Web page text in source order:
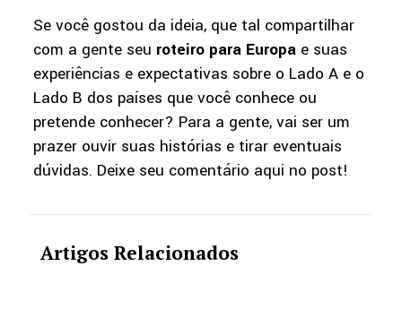
Se você gostou da ideia, que tal compartilhar
com a gente seu roteiro para Europae suas
experiências e expectativas sobre o Lado A e o
Lado B dos países que você conhece ou
pretende conhecer? Para a gente, vai ser um
prazer ouvir suas histórias e tirar eventuais
dúvidas. Deixe seu comentário aqui no post!
Artigos Relacionados